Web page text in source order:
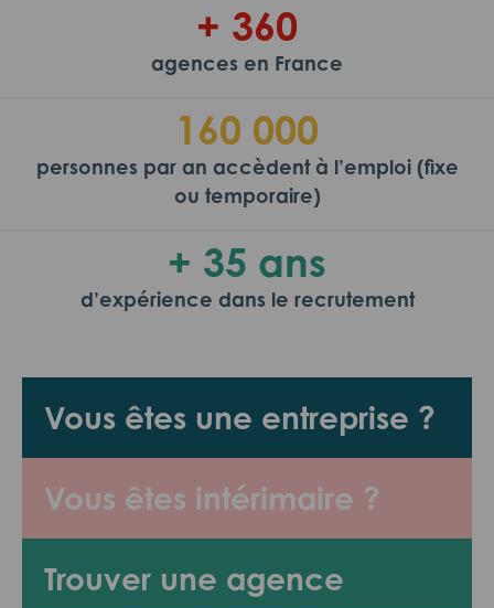
Vous êtes une entreprise ?
Vous êtes intérimaire ?
Trouver une agence
+ 360
agences en France
160 000
personnes par an accèdent à l’emploi (fixe
ou temporaire)
+ 35 ans
d’expérience dans le recrutement